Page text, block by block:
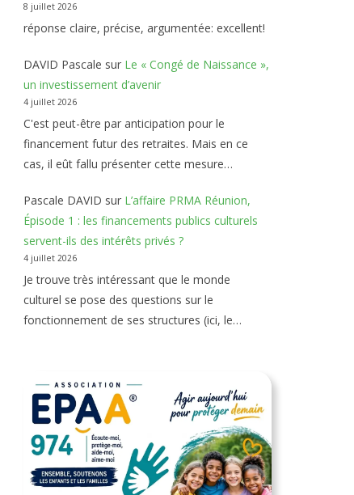
8 juillet 2026
réponse claire, précise, argumentée: excellent!
DAVID Pascale sur Le « Congé de Naissance »,
un investissement d’avenir
4 juillet 2026
C'est peut-être par anticipation pour le
financement futur des retraites. Mais en ce
cas, il eût fallu présenter cette mesure…
Pascale DAVID sur L’affaire PRMA Réunion,
Épisode 1 : les financements publics culturels
servent-ils des intérêts privés ?
4 juillet 2026
Je trouve très intéressant que le monde
culturel se pose des questions sur le
fonctionnement de ses structures (ici, le…